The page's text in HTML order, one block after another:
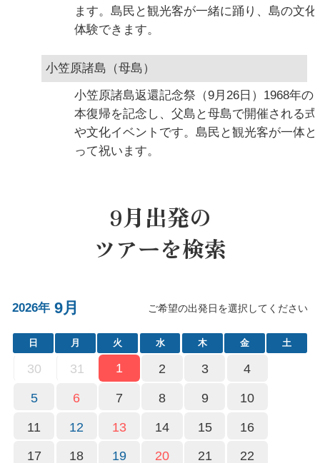
ます。島民と観光客が一緒に踊り、島の文化
体験できます。
小笠原諸島（母島）
小笠原諸島返還記念祭（9月26日）1968年の
本復帰を記念し、父島と母島で開催される式
や文化イベントです。島民と観光客が一体と
って祝います。
9月出発の
ツアーを検索
2026年 9月 ご希望の出発日を選択してください
日 月 火 水 木 金 土
30 31 1 2 3 4
5 6 7 8 9 10
11 12 13 14 15 16
17 18 19 20 21 22